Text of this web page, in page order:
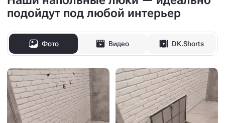
подойдут под любой интерьер
Фото Видео DK.Shorts